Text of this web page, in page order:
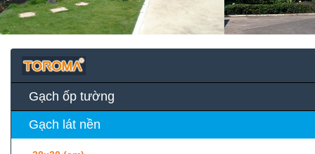
Gạch ốp tường
Gạch lát nền